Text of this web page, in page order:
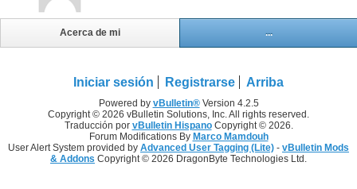
Acerca de mi ...
Iniciar sesión Registrarse Arriba
Powered by vBulletin®Version 4.2.5
Copyright © 2026 vBulletin Solutions, Inc. All rights reserved.
Traducción por vBulletin HispanoCopyright © 2026.
Forum Modifications By Marco Mamdouh
User Alert System provided by Advanced User Tagging (Lite) - vBulletin Mods
& Addons Copyright © 2026 DragonByte Technologies Ltd.